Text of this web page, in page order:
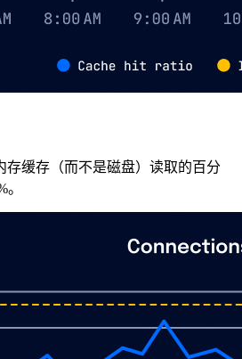
存缓存（而不是磁盘）读取的百分